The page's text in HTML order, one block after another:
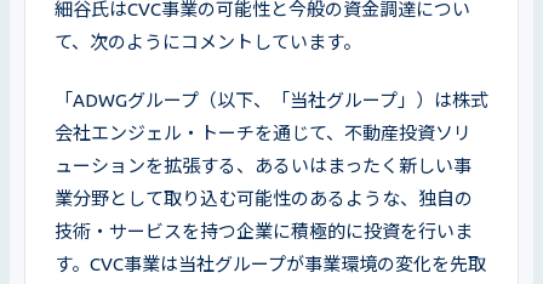
細谷氏はCVC事業の可能性と今般の資金調達につい
て、次のようにコメントしています。
「ADWGグループ（以下、「当社グループ」）は株式
会社エンジェル・トーチを通じて、不動産投資ソリ
ューションを拡張する、あるいはまったく新しい事
業分野として取り込む可能性のあるような、独自の
技術・サービスを持つ企業に積極的に投資を行いま
す。CVC事業は当社グループが事業環境の変化を先取